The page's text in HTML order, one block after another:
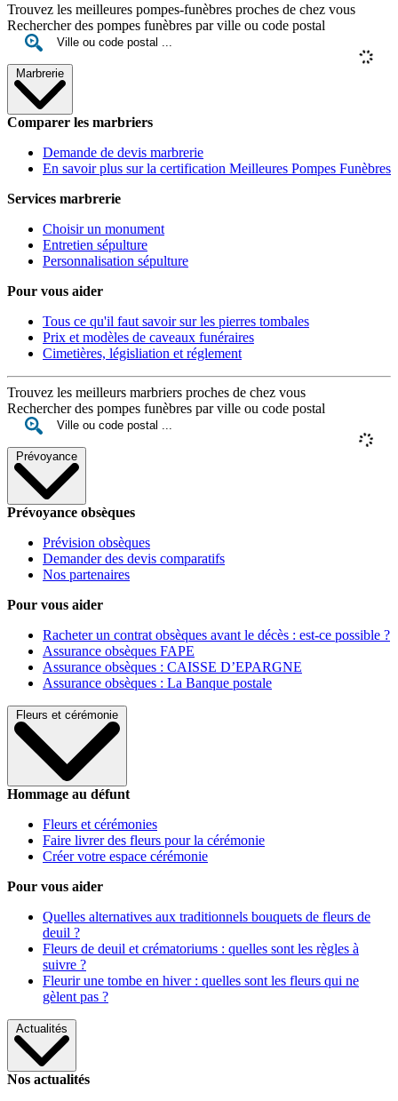
Trouvez les meilleures pompes-funèbres proches de chez vous
Rechercher des pompes funèbres par ville ou code postal
Marbrerie
Comparer les marbriers
Demande de devis marbrerie
En savoir plus sur la certification Meilleures Pompes Funèbres
Services marbrerie
Choisir un monument
Entretien sépulture
Personnalisation sépulture
Pour vous aider
Tous ce qu'il faut savoir sur les pierres tombales
Prix et modèles de caveaux funéraires
Cimetières, législiation et réglement
Trouvez les meilleurs marbriers proches de chez vous
Rechercher des pompes funèbres par ville ou code postal
Prévoyance
Prévoyance obsèques
Prévision obsèques
Demander des devis comparatifs
Nos partenaires
Pour vous aider
Racheter un contrat obsèques avant le décès : est-ce possible ?
Assurance obsèques FAPE
Assurance obsèques : CAISSE D’EPARGNE
Assurance obsèques : La Banque postale
Fleurs et cérémonie
Hommage au défunt
Fleurs et cérémonies
Faire livrer des fleurs pour la cérémonie
Créer votre espace cérémonie
Pour vous aider
Quelles alternatives aux traditionnels bouquets de fleurs de
deuil ?
Fleurs de deuil et crématoriums : quelles sont les règles à
suivre ?
Fleurir une tombe en hiver : quelles sont les fleurs qui ne
gèlent pas ?
Actualités
Nos actualités